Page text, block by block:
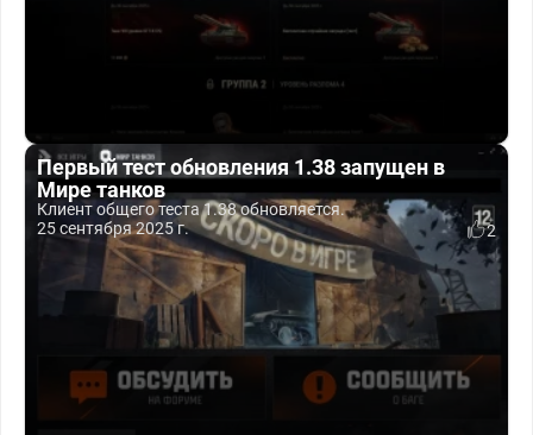
Первый тест обновления 1.38 запущен в
Мире танков
Клиент общего теста 1.38 обновляется.
25 сентября 2025 г.
2